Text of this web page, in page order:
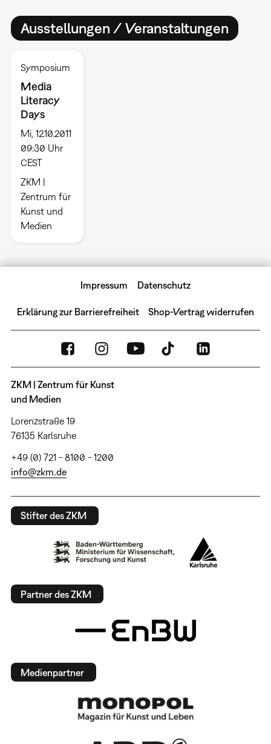
Ausstellungen / Veranstaltungen
Symposium
Media
Literacy
Days
Mi, 12.10.2011
09:30 Uhr
CEST
ZKM |
Zentrum für
Kunst und
Medien
Impressum Datenschutz
Erklärung zur Barrierefreiheit Shop-Vertrag widerrufen
ZKM | Zentrum für Kunst
und Medien
Lorenzstraße 19
76135 Karlsruhe
+49 (0) 721 - 8100 - 1200
info@zkm.de
Stifter des ZKM
Partner des ZKM
Medienpartner